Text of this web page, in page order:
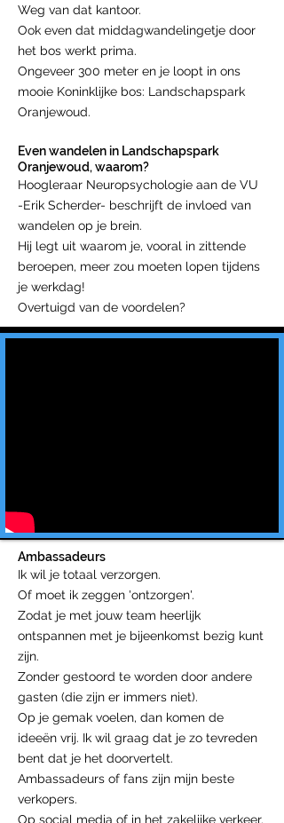
Weg van dat kantoor.
Ook even dat middagwandelingetje door
het bos werkt prima.
Ongeveer 300 meter en je loopt in ons
mooie Koninklijke bos: Landschapspark
Oranjewoud.
Even wandelen in Landschapspark
Oranjewoud, waarom?
Hoogleraar Neuropsychologie aan de VU
-Erik Scherder- beschrijft de invloed van
wandelen op je brein.
Hij legt uit waarom je, vooral in zittende
beroepen, meer zou moeten lopen tijdens
je werkdag!
Overtuigd van de voordelen?
Ambassadeurs
Ik wil je totaal verzorgen.
Of moet ik zeggen 'ontzorgen'.
Zodat je met jouw team heerlijk
ontspannen met je bijeenkomst bezig kunt
zijn.
Zonder gestoord te worden door andere
gasten (die zijn er immers niet).
Op je gemak voelen, dan komen de
ideeën vrij. Ik wil graag dat je zo tevreden
bent dat je het doorvertelt.
Ambassadeurs of fans zijn mijn beste
verkopers.
Op social media of in het zakelijke verkeer.